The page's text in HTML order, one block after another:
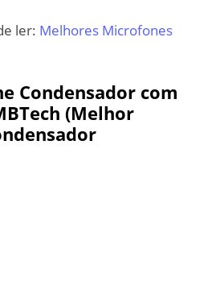
ler: Melhores Microfones
Condensador com
(Melhor